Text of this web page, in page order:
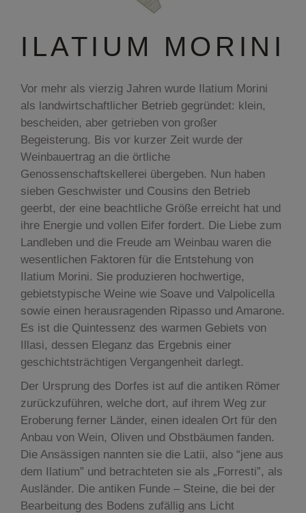
ILATIUM MORINI
Vor mehr als vierzig Jahren wurde Ilatium Morini
als landwirtschaftlicher Betrieb gegründet: klein,
bescheiden, aber getrieben von großer
Begeisterung. Bis vor kurzer Zeit wurde der
Weinbauertrag an die örtliche
Genossenschaftskellerei übergeben. Nun haben
sieben Geschwister und Cousins den Betrieb
geerbt, der eine beachtliche Größe erreicht hat und
ihre Energie und vollen Eifer fordert. Die Liebe zum
Landleben und die Freude am Weinbau waren die
wesentlichen Faktoren für die Entstehung von
Ilatium Morini. Sie produzieren hochwertige,
gebietstypische Weine wie Soave und Valpolicella
sowie einen herausragenden Ripasso und Amarone.
Es ist die Quintessenz des warmen Gebiets von
Illasi, dessen Eleganz das Ergebnis einer
geschichtsträchtigen Vergangenheit darlegt.
Der Ursprung des Dorfes ist auf die antiken Römer
zurückzuführen, welche dort, auf ihrem Weg zur
Eroberung ferner Länder, einen idealen Ort für den
Anbau von Wein, Oliven und Obstbäumen fanden.
Die Ansässigen nannten sie die Latii, also “jene aus
dem Ilatium” und betrachteten sie als „Forresti”, als
Ausländer. Die antiken Funde – Steine, die bei der
Bearbeitung des Bodens zufällig ans Licht